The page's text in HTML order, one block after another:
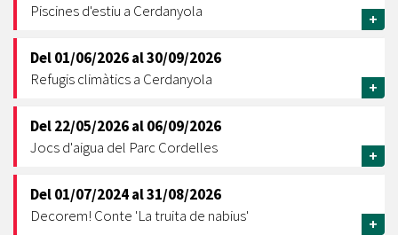
Piscines d'estiu a Cerdanyola
+
Del01/06/2026al30/09/2026
Refugis climàtics a Cerdanyola
+
Del22/05/2026al06/09/2026
Jocs d'aigua del Parc Cordelles
+
Del01/07/2024al31/08/2026
Decorem! Conte 'La truita de nabius'
+